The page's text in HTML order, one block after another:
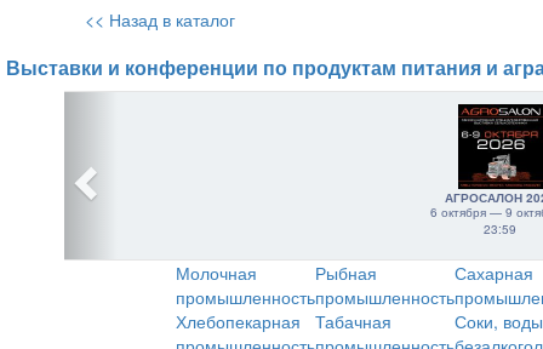
<< Назад в каталог
Выставки и конференции по продуктам питания и
АГРОСАЛОН
6 октября — 9
23:59
Молочная
промышленность
Рыбная
промышленность
Сахарная
Хлебопекарная
Табачная
Соки,